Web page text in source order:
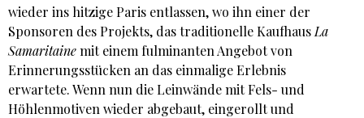
wieder ins hitzige Paris entlassen, wo ihn einer der
Sponsoren des Projekts, das traditionelle Kaufhaus La
Samaritainemit einem fulminanten Angebot von
Erinnerungsstücken an das einmalige Erlebnis
erwartete. Wenn nun die Leinwände mit Fels- und
Höhlenmotiven wieder abgebaut, eingerollt und